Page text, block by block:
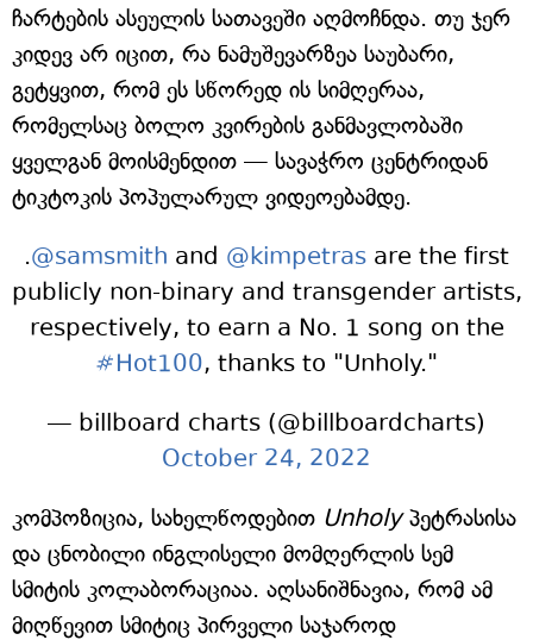
ჩარტების ასეულის სათავეში აღმოჩნდა. თუ ჯერ
კიდევ არ იცით, რა ნამუშევარზეა საუბარი,
გეტყვით, რომ ეს სწორედ ის სიმღერაა,
რომელსაც ბოლო კვირების განმავლობაში
ყველგან მოისმენდით — სავაჭრო ცენტრიდან
ტიკტოკის პოპულარულ ვიდეოებამდე.
.@samsmith and @kimpetras are the first
publicly non-binary and transgender artists,
respectively, to earn a No. 1 song on the
#Hot100, thanks to "Unholy."
— billboard charts (@billboardcharts)
October 24, 2022
კომპოზიცია, სახელწოდებით Unholyპეტრასისა
და ცნობილი ინგლისელი მომღერლის სემ
სმიტის კოლაბორაციაა. აღსანიშნავია, რომ ამ
მიღწევით სმიტიც პირველი საჯაროდ